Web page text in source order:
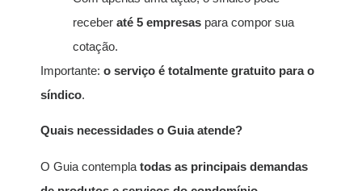
receber até 5 empresas para compor sua
cotação.
Importante: o serviço é totalmente gratuito para o
síndico.
Quais necessidades o Guia atende?
O Guia contempla todas as principais demandas